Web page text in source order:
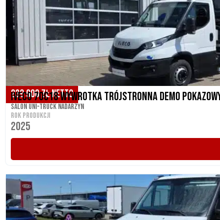
295 077 ZŁ BRUTTO
239 900 ZŁ NETTO
Iveco 70C18 Wywrotka trójstronna demo
Salon UNI-TRUCK Nadarzyn
ROK PRODUKCJI
2025